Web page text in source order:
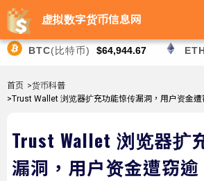
虚拟数字货币信息网
BTC(比特币) $64,944.67
首页 >货币科普
>Trust Wallet 浏览器扩充功能惊传漏洞，用户资金
Trust Wallet 浏览器扩
漏洞，用户资金遭窃